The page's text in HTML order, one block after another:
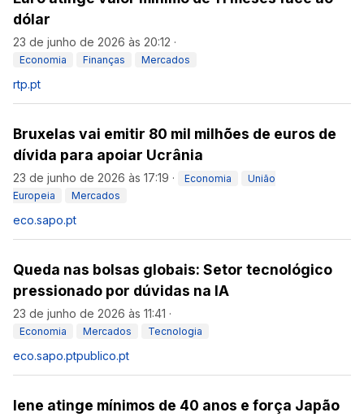
dólar
23 de junho de 2026 às 20:12 ·
Economia Finanças Mercados
rtp.pt
Bruxelas vai emitir 80 mil milhões de euros de
dívida para apoiar Ucrânia
23 de junho de 2026 às 17:19 · Economia
União
Europeia
Mercados
eco.sapo.pt
Queda nas bolsas globais: Setor tecnológico
pressionado por dúvidas na IA
23 de junho de 2026 às 11:41 ·
Economia Mercados Tecnologia
eco.sapo.ptpublico.pt
Iene atinge mínimos de 40 anos e força Japão